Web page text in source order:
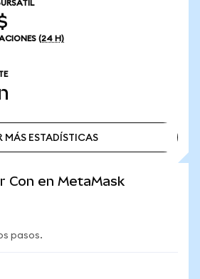
(24 H)
MÁS ESTADÍSTICAS
Con en MetaMask
pasos.